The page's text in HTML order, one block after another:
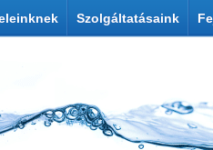
Szolgáltatásaink